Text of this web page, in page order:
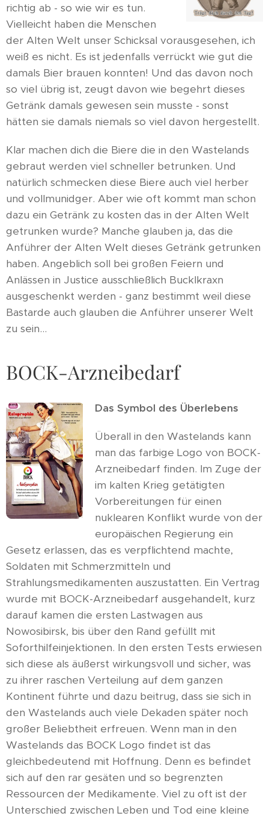
richtig ab - so wie wir es tun.
Vielleicht haben die Menschen
der Alten Welt unser Schicksal vorausgesehen, ich
weiß es nicht. Es ist jedenfalls verrückt wie gut die
damals Bier brauen konnten! Und das davon noch
so viel übrig ist, zeugt davon wie begehrt dieses
Getränk damals gewesen sein musste - sonst
hätten sie damals niemals so viel davon hergestellt.
Klar machen dich die Biere die in den Wastelands
gebraut werden viel schneller betrunken. Und
natürlich schmecken diese Biere auch viel herber
und vollmunidger. Aber wie oft kommt man schon
dazu ein Getränk zu kosten das in der Alten Welt
getrunken wurde? Manche glauben ja, das die
Anführer der Alten Welt dieses Getränk getrunken
haben. Angeblich soll bei großen Feiern und
Anlässen in Justice ausschließlich Bucklkraxn
ausgeschenkt werden - ganz bestimmt weil diese
Bastarde auch glauben die Anführer unserer Welt
zu sein...
BOCK-Arzneibedarf
Das Symbol des Überlebens
Überall in den Wastelands kann
man das farbige Logo von BOCK-
Arzneibedarf finden. Im Zuge der
im kalten Krieg getätigten
Vorbereitungen für einen
nuklearen Konflikt wurde von der
europäischen Regierung ein
Gesetz erlassen, das es verpflichtend machte,
Soldaten mit Schmerzmitteln und
Strahlungsmedikamenten auszustatten. Ein Vertrag
wurde mit BOCK-Arzneibedarf ausgehandelt, kurz
darauf kamen die ersten Lastwagen aus
Nowosibirsk, bis über den Rand gefüllt mit
Soforthilfeinjektionen. In den ersten Tests erwiesen
sich diese als äußerst wirkungsvoll und sicher, was
zu ihrer raschen Verteilung auf dem ganzen
Kontinent führte und dazu beitrug, dass sie sich in
den Wastelands auch viele Dekaden später noch
großer Beliebtheit erfreuen. Wenn man in den
Wastelands das BOCK Logo findet ist das
gleichbedeutend mit Hoffnung. Denn es befindet
sich auf den rar gesäten und so begrenzten
Ressourcen der Medikamente. Viel zu oft ist der
Unterschied zwischen Leben und Tod eine kleine